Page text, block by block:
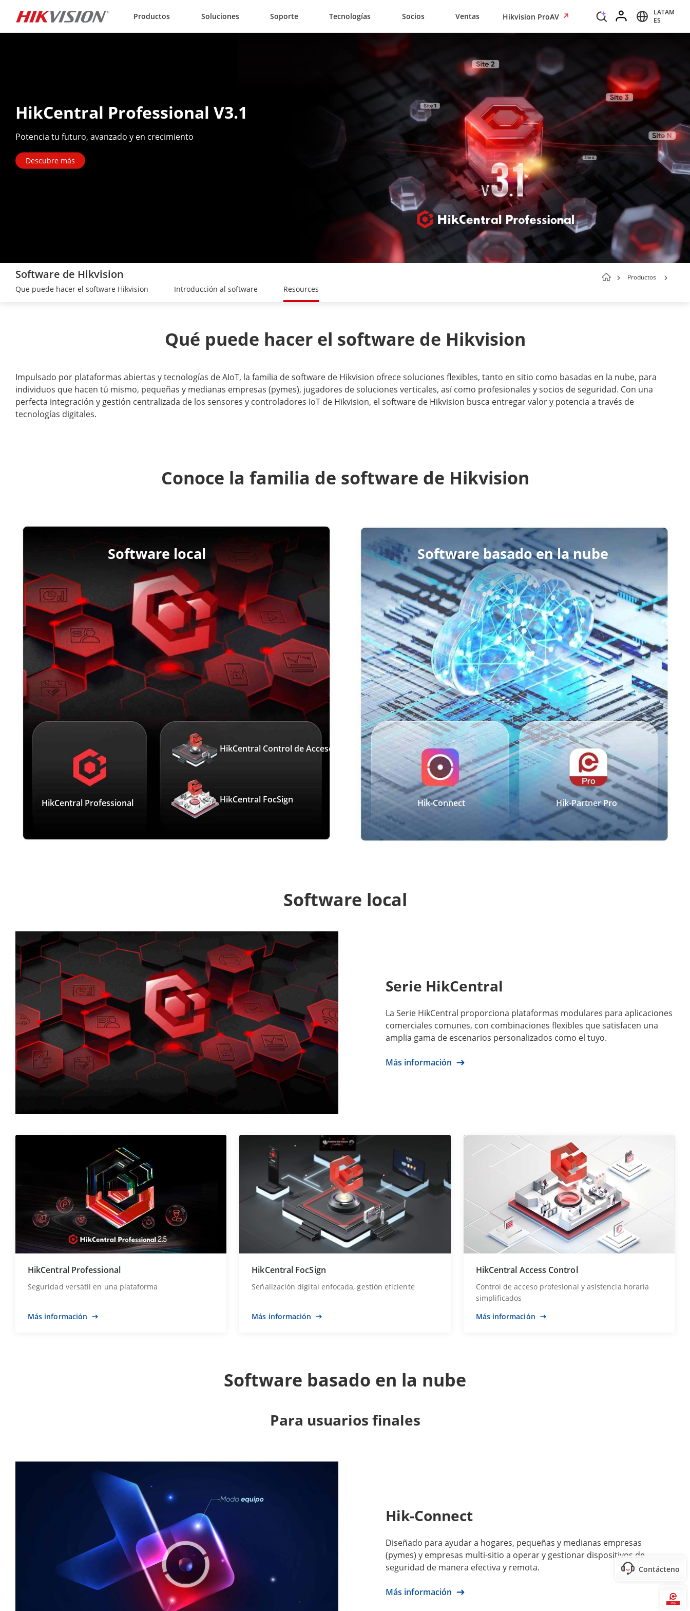
Productos Soluciones Soporte Tecnologías Socios Ventas Hikvision ProAV
LATAM
ES
HikCentral Professional V3.1
Potencia tu futuro, avanzado y en crecimiento
Descubre más
Software de Hikvision Productos
Que puede hacer el software Hikvision Introducción al software Resources
Qué puede hacer el software de Hikvision
Impulsado por plataformas abiertas y tecnologías de AIoT, la familia de software de Hikvision ofrece soluciones flexibles, tanto en sitio como basadas en la nube, para
individuos que hacen tú mismo, pequeñas y medianas empresas (pymes), jugadores de soluciones verticales, así como profesionales y socios de seguridad. Con una
perfecta integración y gestión centralizada de los sensores y controladores IoT de Hikvision, el software de Hikvision busca entregar valor y potencia a través de
tecnologías digitales.
Conoce la familia de software de Hikvision
Software local Software basado en la nube
HikCentral Professional
HikCentral Control de Acceso
HikCentral FocSign Hik-Connect Hik-Partner Pro
Software local
Serie HikCentral
La Serie HikCentral proporciona plataformas modulares para aplicaciones
comerciales comunes, con combinaciones flexibles que satisfacen una
amplia gama de escenarios personalizados como el tuyo.
Más información
HikCentral Professional
Seguridad versátil en una plataforma
Más información
HikCentral FocSign
Señalización digital enfocada, gestión eficiente
Más información
HikCentral Access Control
Control de acceso profesional y asistencia horaria
simplificados
Más información
Software basado en la nube
Para usuarios finales
Hik-Connect
Diseñado para ayudar a hogares, pequeñas y medianas empresas
(pymes) y empresas multi-sitio a operar y gestionar dispositivos de
seguridad de manera efectiva y remota.
Más información
Contáctenos